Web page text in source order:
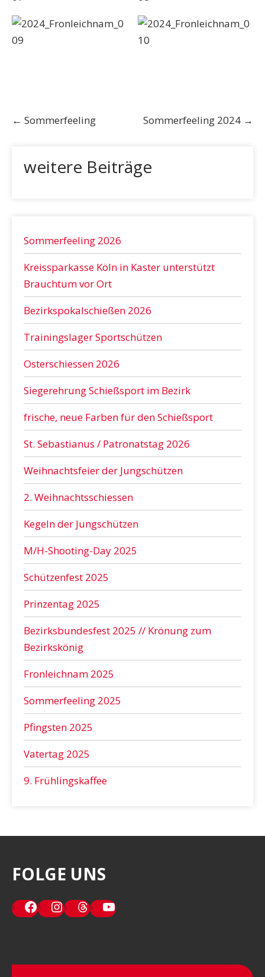
Post
navigation
← Sommerfeeling Sommerfeeling 2024 →
weitere Beiträge
Sommerfeeling 2026
Kreissparkasse Köln in Kaster unterstützt
Brauchtum vor Ort
Bezirkspokalschießen 2026
Trainingslager Sportschützen
Osterschiessen 2026
Siegerehrung Schießsport im Bezirk
frische, neue Farben für den Schießsport
St. Sebastianus / Patronatstag 2026
Weihnachtsfeier der Jungschützen
2. Weihnachtsschiessen
Kegeln der Jungschützen
M/H-Shooting-Day 2025
Schützenfest 2025
Prinzentag 2025
Bezirksbundesfest 2025 // Krönung zum
Bezirkskönig
Fronleichnam 2025
Sommerfeeling 2025
Pfingsten 2025
Vatertag 2025
9. Frühlingskaffee
FOLGE UNS
Facebook
Instagram
Threads